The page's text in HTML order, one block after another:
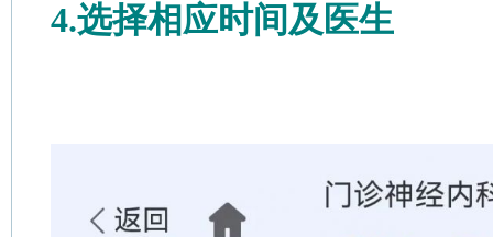
4.选择相应时间及医生